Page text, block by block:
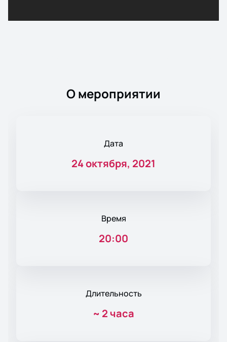
О мероприятии
Дата
24 октября, 2021
Время
20:00
Длительность
~ 2 часа